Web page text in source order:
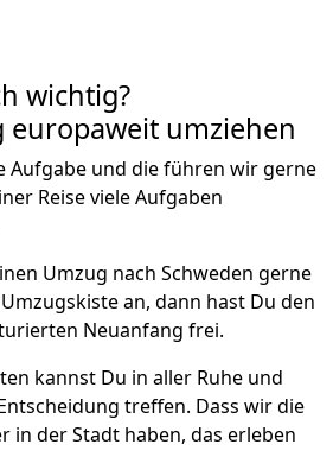
wichtig?
europaweit umziehen
Aufgabe und die führen wir gerne
Reise viele Aufgaben
Umzug nach Schweden gerne
an, dann hast Du den
Neuanfang frei.
kannst Du in aller Ruhe und
treffen. Dass wir die
in der Stadt haben, das erleben